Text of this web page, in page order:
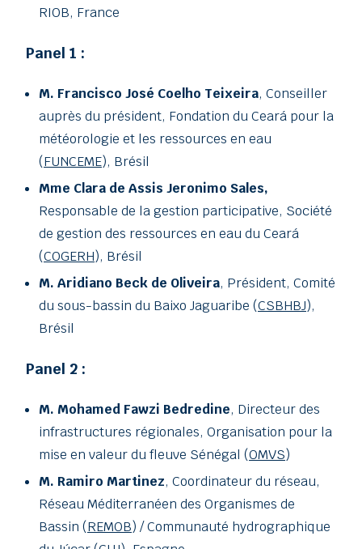
RIOB, France
Panel 1 :
M. Francisco José Coelho Teixeira, Conseiller
auprès du président, Fondation du Ceará pour la
météorologie et les ressources en eau
(FUNCEME), Brésil
Mme Clara de Assis Jeronimo Sales,
Responsable de la gestion participative, Société
de gestion des ressources en eau du Ceará
(COGERH), Brésil
M. Aridiano Beck de Oliveira, Président, Comité
du sous-bassin du Baixo Jaguaribe (CSBHBJ),
Brésil
Panel 2 :
M. Mohamed Fawzi Bedredine, Directeur des
infrastructures régionales, Organisation pour la
mise en valeur du fleuve Sénégal (OMVS)
M. Ramiro Martinez, Coordinateur du réseau,
Réseau Méditerranéen des Organismes de
Bassin (REMOB) / Communauté hydrographique